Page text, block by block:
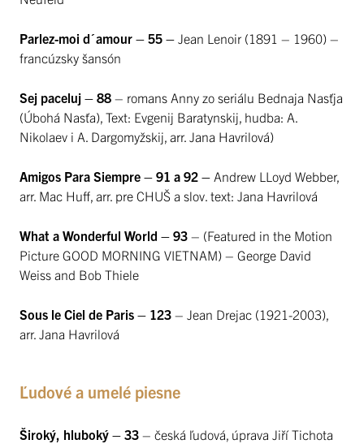
Parlez-moi d´amour – 55 – Jean Lenoir (1891 – 1960) –
francúzsky šansón
Sej paceluj – 88 – romans Anny zo seriálu Bednaja Nasťja
(Úbohá Nasťa), Text: Evgenij Baratynskij, hudba: A.
Nikolaev i A. Dargomyžskij, arr. Jana Havrilová)
Amigos Para Siempre – 91 a 92 – Andrew LLoyd Webber,
arr. Mac Huff, arr. pre CHUŠ a slov. text: Jana Havrilová
What a Wonderful World – 93 – (Featured in the Motion
Picture GOOD MORNING VIETNAM) – George David
Weiss and Bob Thiele
Sous le Ciel de Paris – 123 – Jean Drejac (1921-2003),
arr. Jana Havrilová
Ľudové a umelé piesne
Široký, hluboký – 33 – česká ľudová, úprava Jiří Tichota